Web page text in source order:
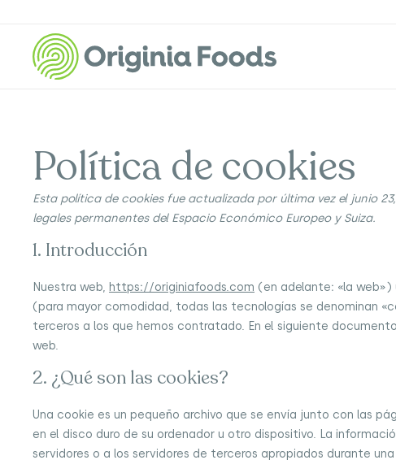
Política de cookies
Esta política de cookies fue actualizada por última vez el junio
legales permanentes del Espacio Económico Europeo y Suiza.
1. Introducción
Nuestra web, https://originiafoods.com (en adelante: «la
(para mayor comodidad, todas las tecnologías se denominan
terceros a los que hemos contratado. En el siguiente
web.
2. ¿Qué son las cookies?
Una cookie es un pequeño archivo que se envía junto con las
en el disco duro de su ordenador u otro dispositivo. La
servidores o a los servidores de terceros apropiados durante